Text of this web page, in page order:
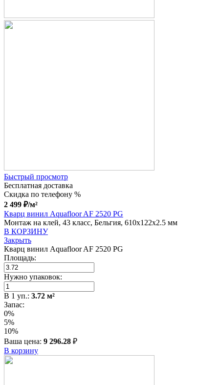
Быстрый просмотр
Бесплатная доставка
Скидка по телефону %
2 499 ₽/м²
Кварц винил Aquafloor AF 2520 PG
Монтаж на клей, 43 класс, Бельгия, 610x122x2.5 мм
В КОРЗИНУ
Закрыть
Кварц винил Aquafloor AF 2520 PG
Площадь:
Нужно упаковок:
В 1 уп.: 3.72 м²
Запас:
0%
5%
10%
Ваша цена: 9 296.28 ₽
В корзину